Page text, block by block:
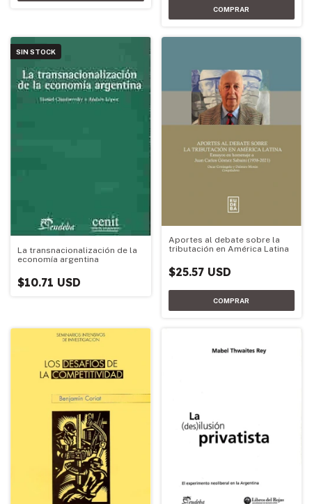
SIN STOCK
La transnacionalización de la
economía argentina
$10.71 USD
Aportes al debate sobre la
tributación en América Latina
$25.57 USD